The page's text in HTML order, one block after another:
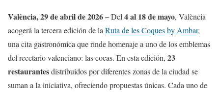
València, 29 de abril de 2026 –Del4 al 18 de mayo, València
acogerá la tercera edición de laRuta de les Coques by Ambar,
una cita gastronómica que rinde homenaje a uno de los emblemas
del recetario valenciano: las cocas. En esta edición, 23
restaurantesdistribuidos por diferentes zonas de la ciudad se
suman a la iniciativa, ofreciendo propuestas únicas. Cada uno de